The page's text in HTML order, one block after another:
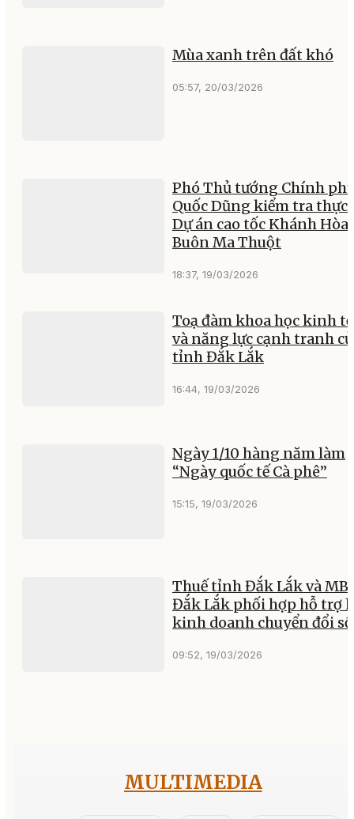
Mùa xanh trên đất khó
05:57, 20/03/2026
Phó Thủ tướng Chính
Quốc Dũng kiểm tra thực
Dự án cao tốc Khánh Hòa
Buôn Ma Thuột
18:37, 19/03/2026
Toạ đàm khoa học kinh
và năng lực cạnh tranh
tỉnh Đắk Lắk
16:44, 19/03/2026
Ngày 1/10 hàng năm làm
“Ngày quốc tế Cà phê”
15:15, 19/03/2026
Thuế tỉnh Đắk Lắk và MB
Đắk Lắk phối hợp hỗ trợ
kinh doanh chuyển đổi số
09:52, 19/03/2026
MULTIMEDIA